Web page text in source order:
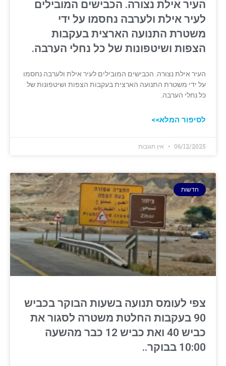
העיר אילת נצורה. הכבישים המובילים
לעיר אילת ולערבה נחסמו על ידי
משטרת התנועה הארצית בעקבות
הצפות ושיטפונות של כל נחלי הערבה.
העיר אילת נצורה. הכבישים המובילים לעיר אילת ולערבה נחסמו
על ידי משטרת התנועה הארצית בעקבות הצפות ושיטפונות של
כל נחלי הערבה.
לסיפור המלא>>
06/12/2025 אין תגובות
חדשות
צפי לעומס תנועה בשעות הבוקר בכביש
90 בעקבות החלטת משטרה לסגור את
כביש 40 ואת כביש 12 כבר מהשעה
10:00 בבוקר..